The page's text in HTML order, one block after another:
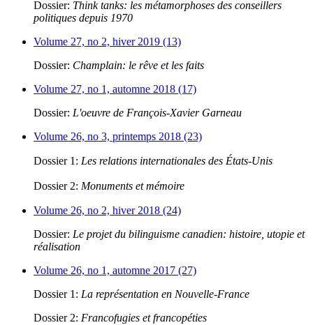
Dossier: Think tanks: les métamorphoses des conseillers
politiques depuis 1970
Volume 27, no 2, hiver 2019 (13)
Dossier: Champlain: le rêve et les faits
Volume 27, no 1, automne 2018 (17)
Dossier: L'oeuvre de François-Xavier Garneau
Volume 26, no 3, printemps 2018 (23)
Dossier 1: Les relations internationales des États-Unis
Dossier 2: Monuments et mémoire
Volume 26, no 2, hiver 2018 (24)
Dossier: Le projet du bilinguisme canadien: histoire, utopie et
réalisation
Volume 26, no 1, automne 2017 (27)
Dossier 1: La représentation en Nouvelle-France
Dossier 2: Francofugies et francopéties